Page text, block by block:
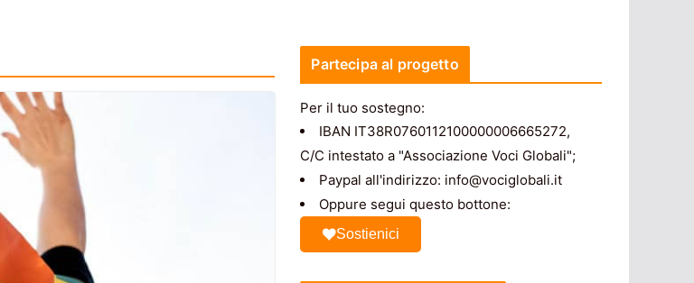
Partecipa al progetto
Per il tuo sostegno:
IBAN IT38R0760112100000006665272,
C/C intestato a "Associazione Voci Globali";
Paypal all'indirizzo: info@vociglobali.it
Oppure segui questo bottone:
Sostienici